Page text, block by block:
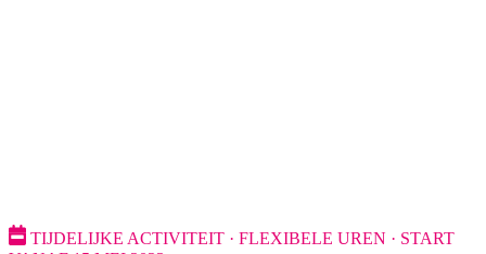
TIJDELIJKE ACTIVITEIT · FLEXIBELE UREN · START